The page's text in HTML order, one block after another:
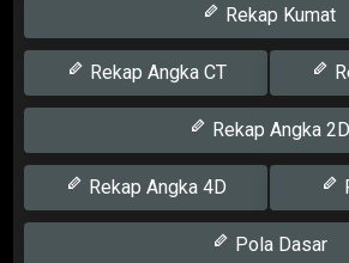
Rekap Kumat
Rekap Angka CT
Rekap Angka 2D
Rekap Angka 4D
Pola Dasar